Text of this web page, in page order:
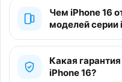
Чем iPhone 16
моделей серии
Какая
iPhone 16?